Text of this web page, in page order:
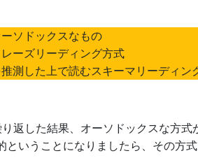
ソドックスなもの
ーズリーディング方式
測した上で読むスキーマリーディン
返した結果、オーソドックスな方
いうことになりましたら、その方